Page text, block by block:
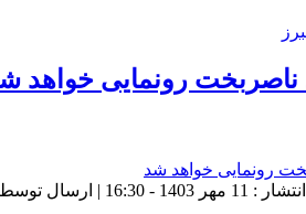
رونمایی خواهد